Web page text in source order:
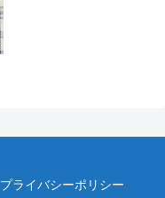
プライバシーポリシー